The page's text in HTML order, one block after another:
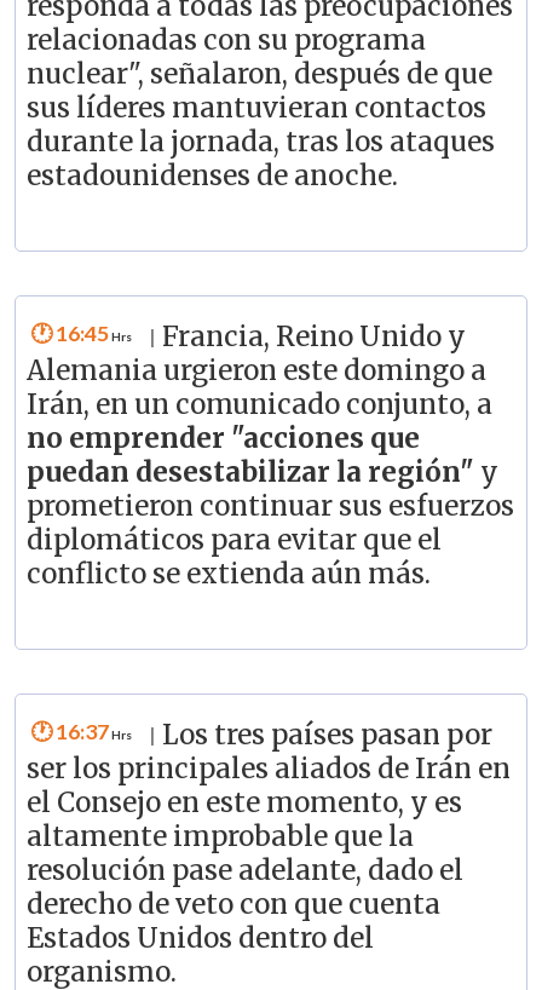
relacionadas con su programa
nuclear", señalaron, después de que
sus líderes mantuvieran contactos
durante la jornada, tras los ataques
estadounidenses de anoche.
16:45
Francia, Reino Unido y
Alemania urgieron este domingo a
Irán, en un comunicado conjunto, a
no emprender "acciones que
puedan desestabilizar la región" y
prometieron continuar sus esfuerzos
diplomáticos para evitar que el
conflicto se extienda aún más.
16:37
Los tres países pasan por
ser los principales aliados de Irán en
el Consejo en este momento, y es
altamente improbable que la
resolución pase adelante, dado el
derecho de veto con que cuenta
Estados Unidos dentro del
organismo.